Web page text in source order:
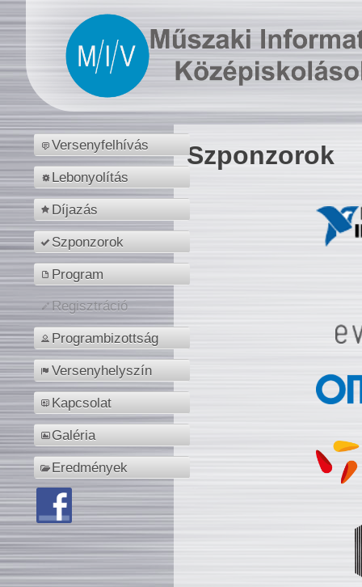
Versenyfelhívás
Lebonyolítás
Díjazás
Szponzorok
Program
Regisztráció
Programbizottság
Versenyhelyszín
Kapcsolat
Galéria
Eredmények
Szponzorok